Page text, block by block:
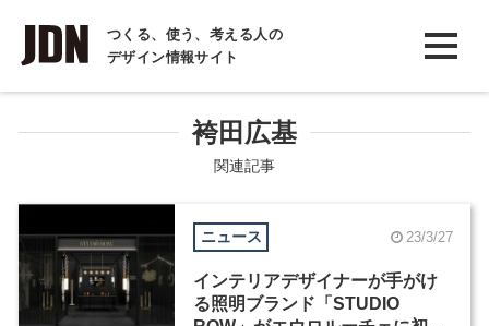
つくる、使う、考える人の
デザイン情報サイト
INTERVIEW
インタビュー
COLUMN
コラム
袴田広基
関連記事
ニュース 23/3/27
インテリアデザイナーが手がけ
る照明ブランド「STUDIO